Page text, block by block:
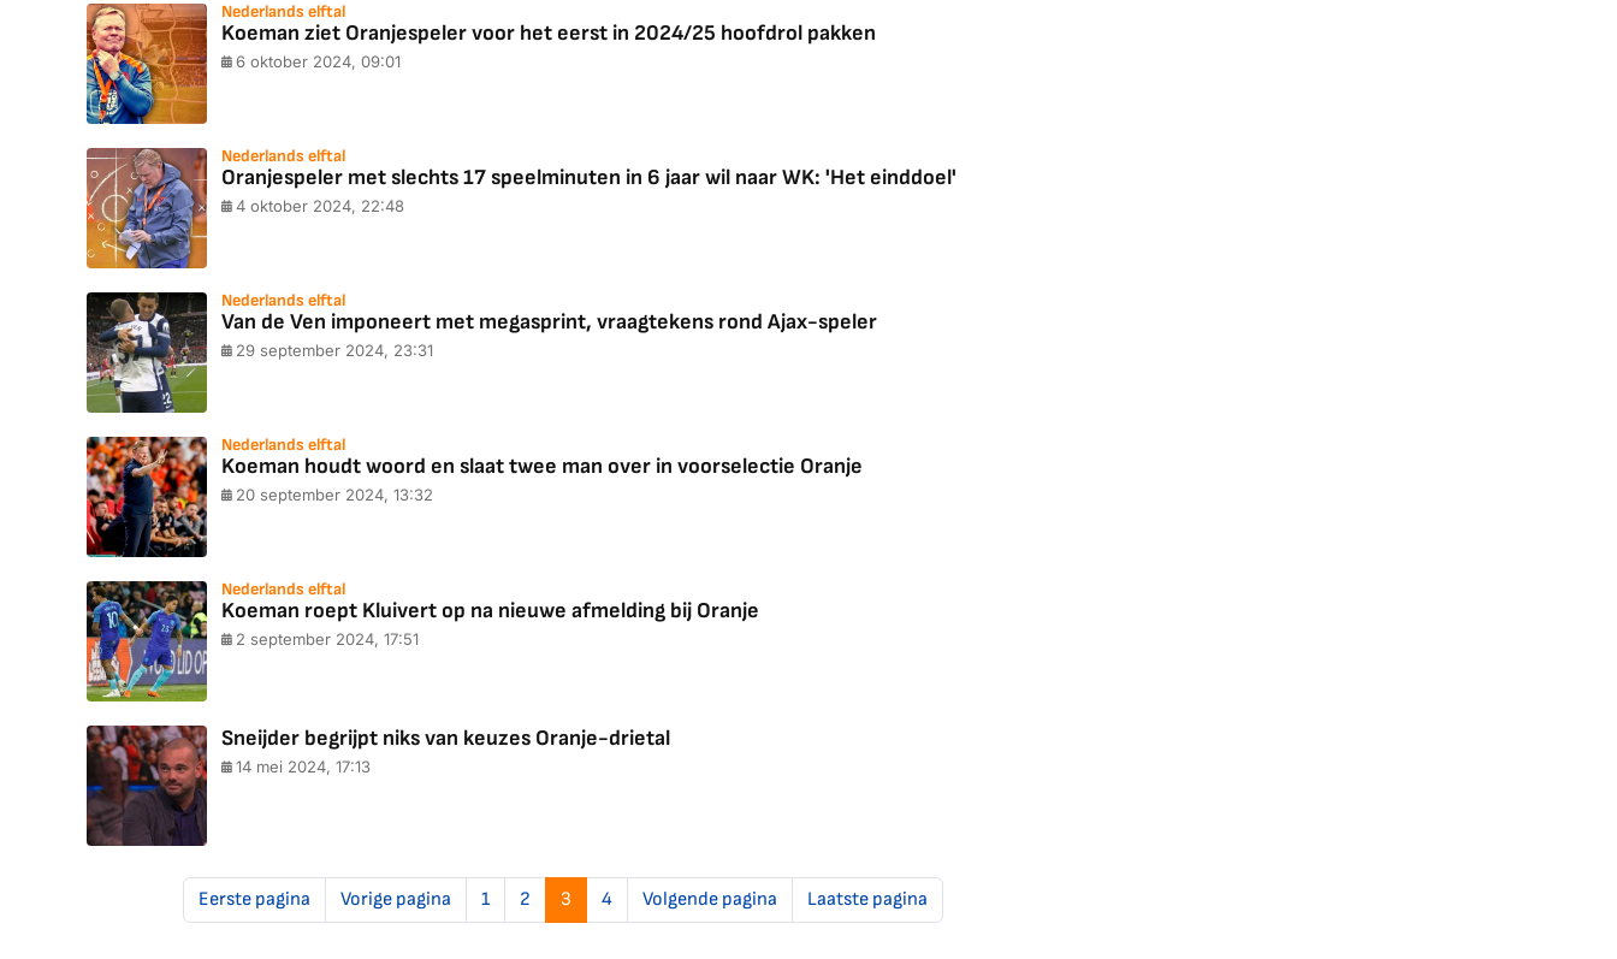
Nederlands elftal
Koeman ziet Oranjespeler voor het eerst in 2024/25 hoofdrol pakken
6 oktober 2024, 09:01
Nederlands elftal
Oranjespeler met slechts 17 speelminuten in 6 jaar wil naar WK: 'Het einddoel'
4 oktober 2024, 22:48
Nederlands elftal
Van de Ven imponeert met megasprint, vraagtekens rond Ajax-speler
29 september 2024, 23:31
Nederlands elftal
Koeman houdt woord en slaat twee man over in voorselectie Oranje
20 september 2024, 13:32
Nederlands elftal
Koeman roept Kluivert op na nieuwe afmelding bij Oranje
2 september 2024, 17:51
Sneijder begrijpt niks van keuzes Oranje-drietal
14 mei 2024, 17:13
Eerste pagina Vorige pagina 1 2 3 4 Volgende pagina Laatste pagina